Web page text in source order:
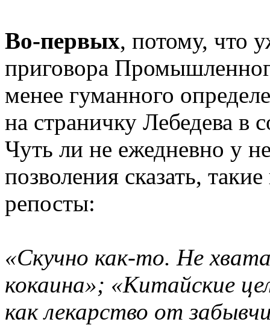
Во-первых, потому, что
приговора
менее гуманного
на страничку Лебедева в
Чуть ли не ежедневно у
позволения сказать,
репосты:
«Скучно как-то. Не
кокаина»; «Китайские
как лекарство от